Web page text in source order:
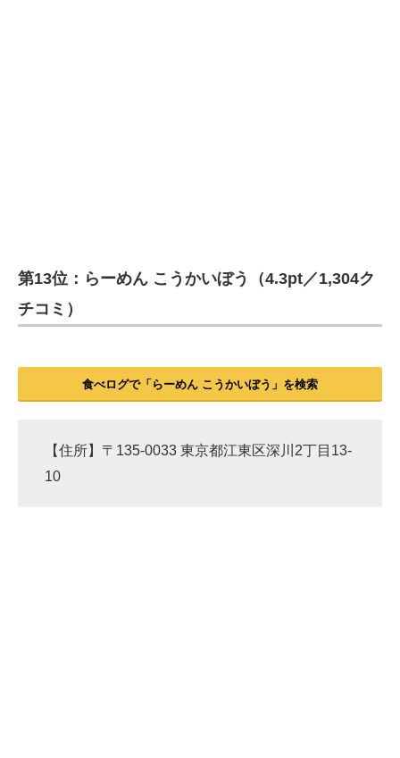
第13位：らーめん こうかいぼう（4.3pt／1,304ク
チコミ）
食べログで「らーめん こうかいぼう」を検索
【住所】〒135-0033 東京都江東区深川2丁目13-
10